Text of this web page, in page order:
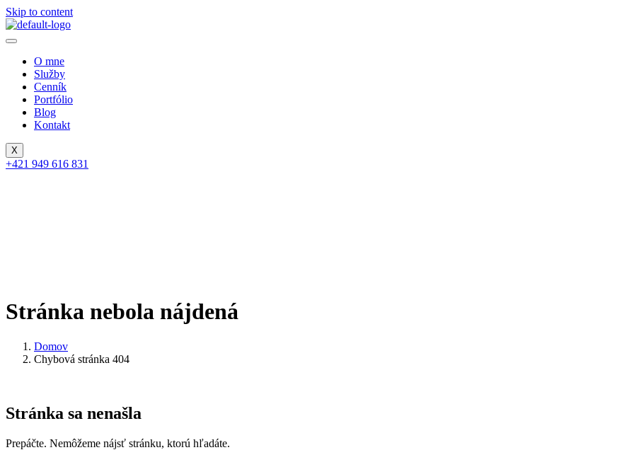
Skip to content
O mne
Služby
Cenník
Portfólio
Blog
Kontakt
X
+421 949 616 831
Stránka nebola nájdená
Domov
Chybová stránka 404
Stránka sa nenašla
Prepáčte. Nemôžeme nájsť stránku, ktorú hľadáte.